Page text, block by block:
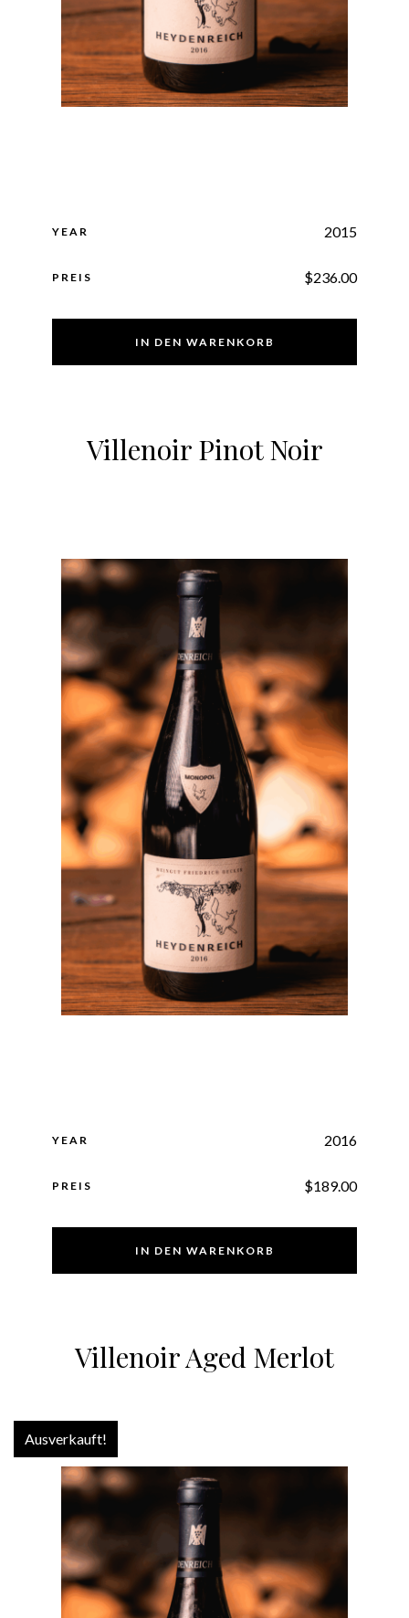
YEAR 2015
PREIS $236.00
IN DEN WARENKORB
Villenoir Pinot Noir
YEAR 2016
PREIS $189.00
IN DEN WARENKORB
Villenoir Aged Merlot
Ausverkauft!